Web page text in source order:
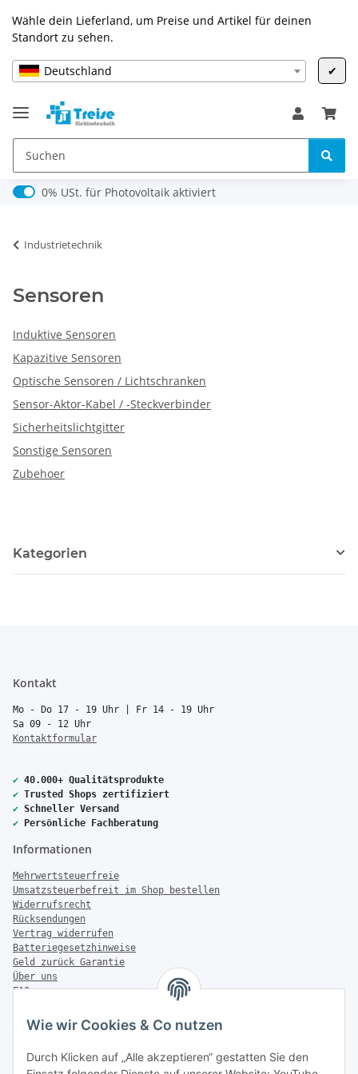
Wie wir Cookies & Co nutzen
Durch Klicken auf „Alle akzeptieren“ gestatten Sie den
Wähle dein Lieferland, um Preise und Artikel für deinen
Standort zu sehen.
Deutschland ✔
0% USt. für Photovoltaik (§ 12 Abs. 3 UStG)
0% USt. für Photovoltaik aktiviert
Industrietechnik
Sensoren
Induktive Sensoren
Kapazitive Sensoren
Optische Sensoren / Lichtschranken
Sensor-Aktor-Kabel / -Steckverbinder
Sicherheitslichtgitter
Sonstige Sensoren
Zubehoer
Kategorien
Kontakt
Mo - Do 17 - 19 Uhr | Fr 14 - 19 Uhr
Sa 09 - 12 Uhr
Kontaktformular
✔ 40.000+ Qualitätsprodukte
✔ Trusted Shops zertifiziert
✔ Schneller Versand
✔ Persönliche Fachberatung
Informationen
Mehrwertsteuerfreie
Umsatzsteuerbefreit im Shop bestellen
Widerrufsrecht
Rücksendungen
Vertrag widerrufen
Batteriegesetzhinweise
Geld zurück Garantie
Über uns
FAQ
Zahlung & Versand